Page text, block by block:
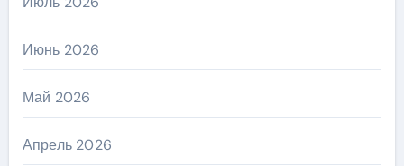
Июнь 2026
Май 2026
Апрель 2026